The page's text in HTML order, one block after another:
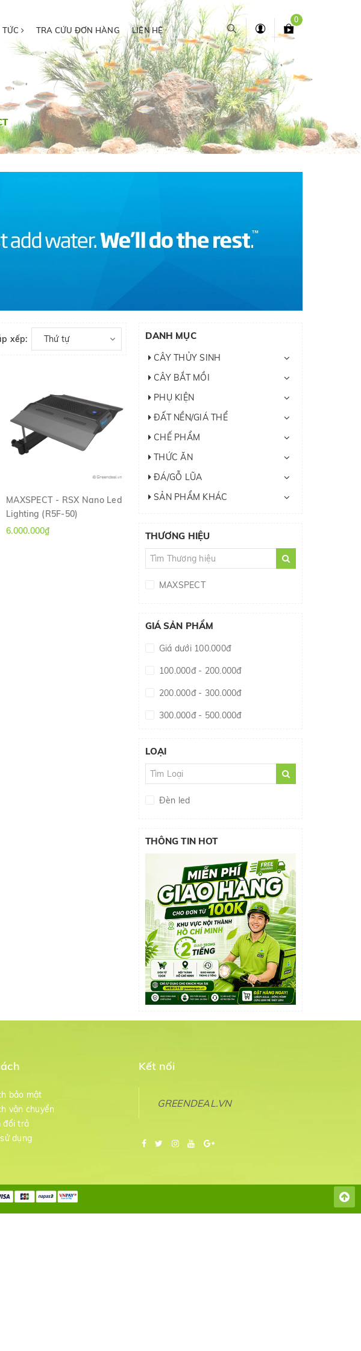
TỨC TRA CỨU ĐƠN HÀNG LIÊN HỆ
0
xếp: Thứ tự
XEM NHANH
MAXSPECT - RSX Nano Led
Lighting (R5F-50)
6.000.000₫
DANH MỤC
CÂY THỦY SINH
CÂY BẮT MỒI
PHỤ KIỆN
ĐẤT NỀN/GIÁ THỂ
CHẾ PHẨM
THỨC ĂN
ĐÁ/GỖ LŨA
SẢN PHẨM KHÁC
THƯƠNG HIỆU
MAXSPECT
GIÁ SẢN PHẨM
Giá dưới 100.000đ
100.000đ - 200.000đ
200.000đ - 300.000đ
300.000đ - 500.000đ
Giá trên 1.000.000đ
LOẠI
Đèn led
THÔNG TIN HOT
bảo mật
vận chuyển
đổi trả
dụng
Kết nối
GREENDEAL.VN